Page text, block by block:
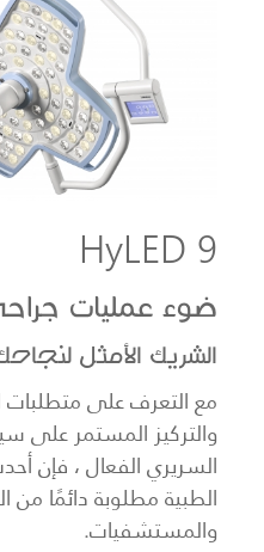
HyLED 9
ضوء عمليات
الشريك الأمثل
مع التعرف على متطلبات
والتركيز المستمر على
السريري الفعال ، فإن
الطبية مطلوبة دائمًا
والمستشفيات.